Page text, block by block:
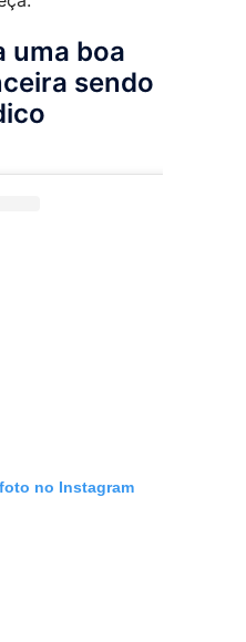
uma boa
sendo
no Instagram